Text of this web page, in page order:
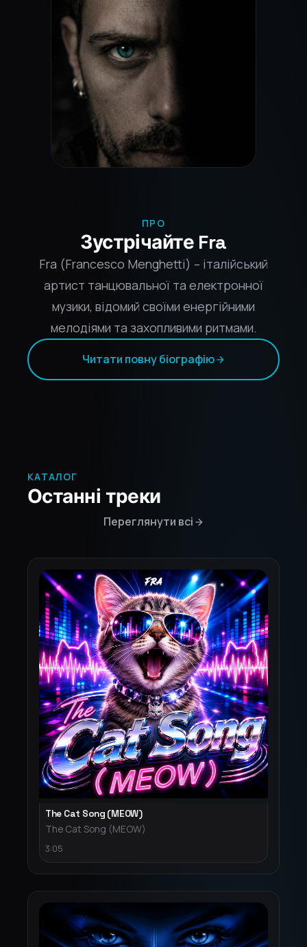
ПРО
Зустрічайте Fra
Fra (Francesco Menghetti) – італійський
артист танцювальної та електронної
музики, відомий своїми енергійними
мелодіями та захопливими ритмами.
Читати повну біографію
КАТАЛОГ
Останні треки
Переглянути всі
The Cat Song (MEOW)
The Cat Song (MEOW)
3:05